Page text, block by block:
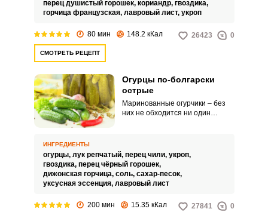
перец душистый горошек, кориандр, гвоздика,
горчица французская, лавровый лист, укроп
80 мин 148.2 кКал 26423 0
СМОТРЕТЬ РЕЦЕПТ
Огурцы по-болгарски
острые
Маринованные огурчики – без
них не обходится ни один
нашему рецепту, прекрасно
хранятся всю зиму и
моментально разлетаются со
стола. Количество ингредиентов
в рецепте рассчитано на одну
ИНГРЕДИЕНТЫ
огурцы, лук репчатый, перец чили, укроп,
гвоздика, перец чёрный горошек,
дижонская горчица, соль, сахар-песок,
уксусная эссенция, лавровый лист
200 мин 15.35 кКал 27841 0